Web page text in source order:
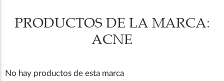
PRODUCTOS DE LA MARCA:
ACNE
No hay productos de esta marca